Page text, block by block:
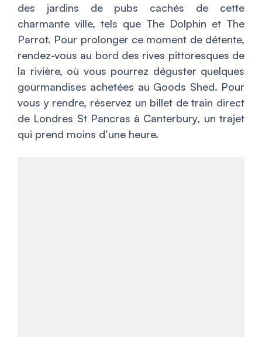
des jardins de pubs cachés de cette
charmante ville, tels que The Dolphin et The
Parrot. Pour prolonger ce moment de détente,
rendez-vous au bord des rives pittoresques de
la rivière, où vous pourrez déguster quelques
gourmandises achetées au Goods Shed. Pour
vous y rendre, réservez un billet de train direct
de Londres St Pancras à Canterbury, un trajet
qui prend moins d’une heure.